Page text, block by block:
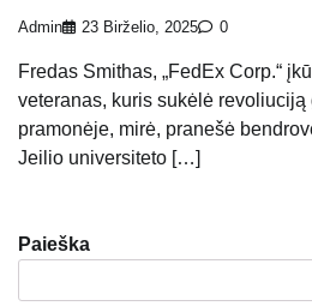
Admin 23 Birželio, 2025 0
Fredas Smithas, „FedEx Corp.“
veteranas, kuris sukėlė
pramonėje, mirė, pranešė
Jeilio universiteto […]
Paieška